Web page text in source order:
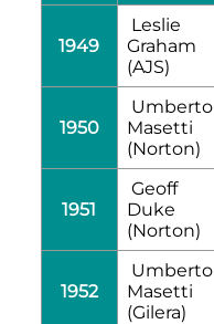
1949
Leslie
Graham
(AJS)
1950
Umberto
Masetti
(Norton)
1951
Geoff
Duke
(Norton)
1952
Umberto
Masetti
(Gilera)